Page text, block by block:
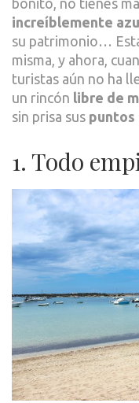
increíblemente
su patrimonio…
misma, y ahora,
turistas aún no ha
un rincón libre de
sin prisa sus puntos
1. Todo